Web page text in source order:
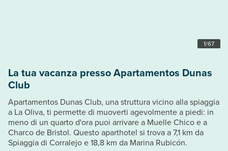
1/67
La tua vacanza presso Apartamentos Dunas
Club
Apartamentos Dunas Club, una struttura vicino alla spiaggia
a La Oliva, ti permette di muoverti agevolmente a piedi: in
meno di un quarto d'ora puoi arrivare a Muelle Chico e a
Charco de Bristol. Questo aparthotel si trova a 7,1 km da
Spiaggia di Corralejo e 18,8 km da Marina Rubicón.